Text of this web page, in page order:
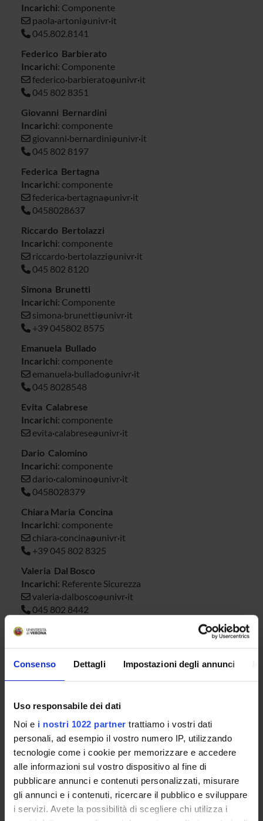
Consenso Dettagli Impostazioni degli annunci
Uso responsabile dei dati
Noi e i nostri 1022 partner trattiamo i vostri dati
personali, ad esempio il vostro numero IP, utilizzando
tecnologie come i cookie per memorizzare e accedere
alle informazioni sul vostro dispositivo al fine di
pubblicare annunci e contenuti personalizzati, misurare
gli annunci e i contenuti, ricercare il pubblico e sviluppare
i servizi. Avete la possibilità di scegliere chi utilizza i
Incarichi: Componente
paola artoni univr it
045.802.8141
Federico Barbierato
Incarichi: Componente
federico barbierato univr it
045 802 8351
Giovanni Bernardini
Incarichi: componente
giovanni bernardini univr it
045 802 8197
Federica Bertagna
Incarichi: componente
federica bertagna univr it
0458028637
Riccardo Bertolazzi
Incarichi: componente
riccardo bertolazzi univr it
045 802 8120
Simona Brunetti
Incarichi: Componente
simona brunetti univr it
+39 045802 8575
Emanuela Bullado
Incarichi: componente
emanuela bullado univr it
045 8028548
Evita Calabrese
Incarichi: componente
evita calabrese univr it
Dario Calomino
Incarichi: componente
dario calomino univr it
0458028379
Chiara Maria Concina
Incarichi: componente
chiara concina univr it
+39 045 802 8325
Valeria Dal Bosco
Incarichi: Referente Sicurezza
valeria dalbosco univr it
045 802 8442
Dario Donetti
maiorana univr
045/8028116
Giacomo Marchioro
Incarichi
: componente
giacomo
univr
0458028382
Stefano Pagliaroli
Incarichi: Componente